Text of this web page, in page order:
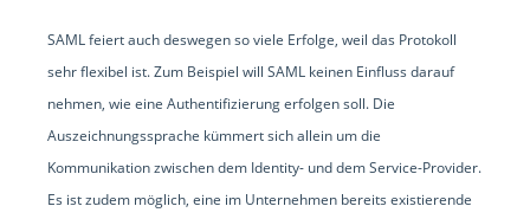
SAML feiert auch deswegen so viele Erfolge, weil das Protokoll
sehr flexibel ist. Zum Beispiel will SAML keinen Einfluss darauf
nehmen, wie eine Authentifizierung erfolgen soll. Die
Auszeichnungssprache kümmert sich allein um die
Kommunikation zwischen dem Identity- und dem Service-Provider.
Es ist zudem möglich, eine im Unternehmen bereits existierende